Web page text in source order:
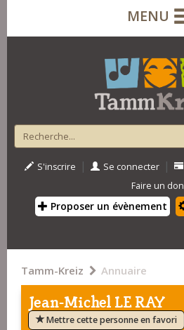
MENU
S'inscrire | Se connecter |
Faire un don
Proposer un évènement
Tamm-Kreiz Annuaire
Jean-Michel LE RAY
Mettre cette personne en favori